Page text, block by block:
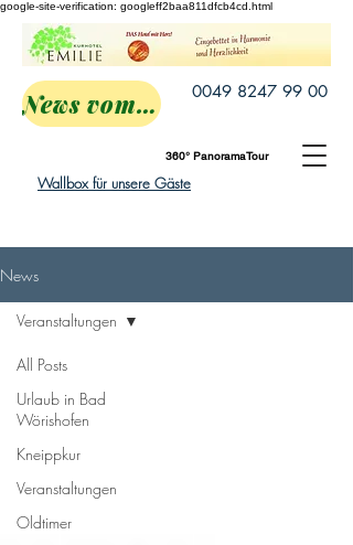
google-site-verification: googleff2baa811dfcb4cd.html
0049 8247 99 00
360° PanoramaTour
News vom Emilie
Wallbox für unsere Gäste
News
All Posts
Urlaub in Bad
Wörishofen
Kneippkur
Veranstaltungen
Oldtimer
Veranstaltungen